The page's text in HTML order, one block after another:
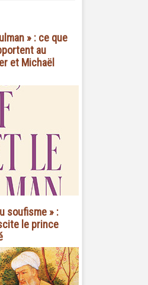
» : ce que
au
et Michaël
soufisme » :
le prince